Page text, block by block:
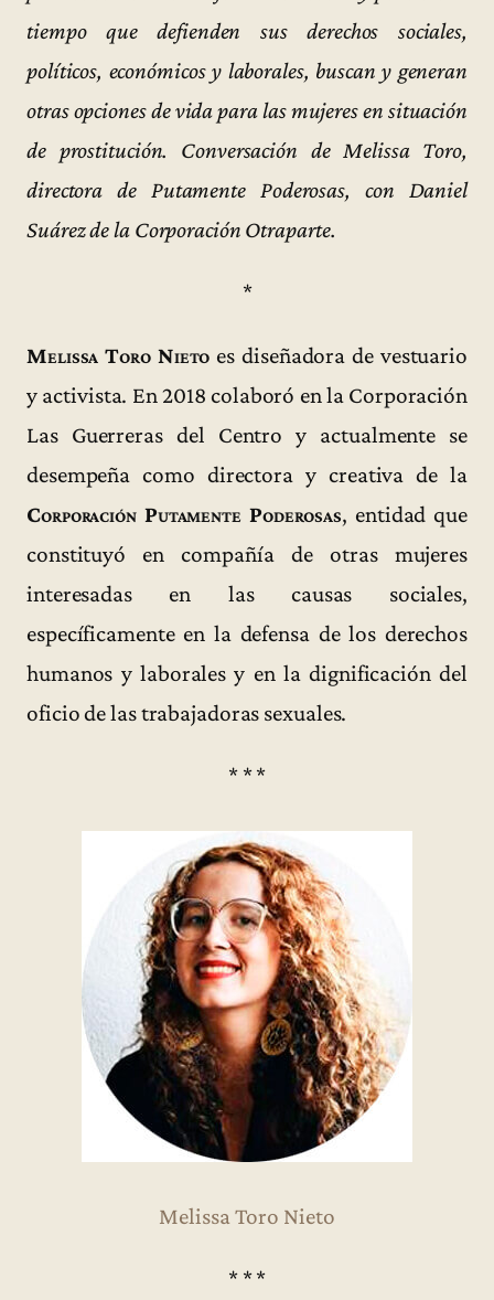
tiempo que defienden sus derechos sociales,
políticos, económicos y laborales, buscan y generan
otras opciones de vida para las mujeres en situación
de prostitución. Conversación de Melissa Toro,
directora de Putamente Poderosas, con Daniel
Suárez de la Corporación Otraparte.
*
Melissa Toro Nieto es diseñadora de vestuario
y activista. En 2018 colaboró en la Corporación
Las Guerreras del Centro y actualmente se
desempeña como directora y creativa de la
Corporación Putamente Poderosas, entidad que
constituyó en compañía de otras mujeres
interesadas en las causas sociales,
específicamente en la defensa de los derechos
humanos y laborales y en la dignificación del
oficio de las trabajadoras sexuales.
* * *
Melissa Toro Nieto
* * *